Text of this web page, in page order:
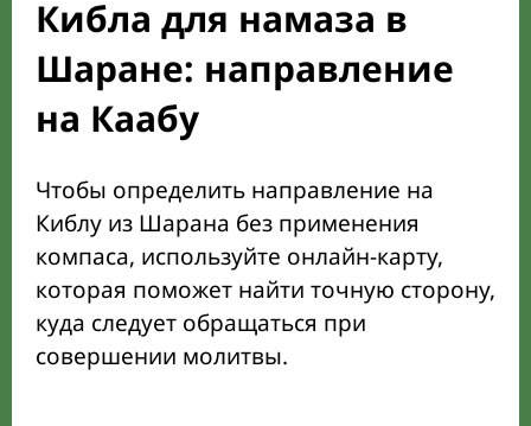
Кибла для намаза в
Шаране: направление
на Каабу
Чтобы определить направление на
Киблу из Шарана без применения
компаса, используйте онлайн-карту,
которая поможет найти точную сторону,
куда следует обращаться при
совершении молитвы.